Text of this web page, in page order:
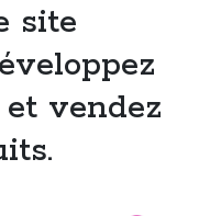
site
vendez